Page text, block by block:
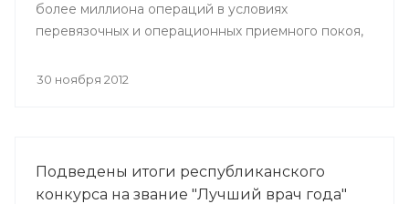
более миллиона операций в условиях
перевязочных и операционных приемного покоя,
вмешательств.
30 ноября 2012
Подведены итоги республиканского
конкурса на звание "Лучший врач года"